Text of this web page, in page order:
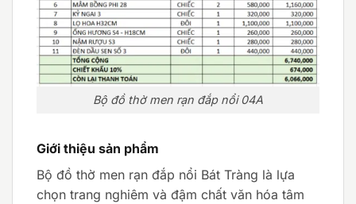
Bộ đồ thờ men rạn đắp nổi 04A
Giới thiệu sản phẩm
Bộ đồ thờ men rạn đắp nổi Bát Tràng là lựa
chọn trang nghiêm và đậm chất văn hóa tâm